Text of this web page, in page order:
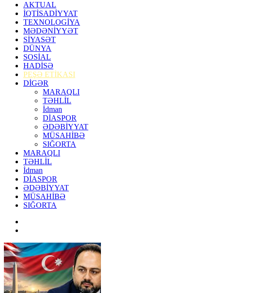
AKTUAL
İQTİSADİYYAT
TEXNOLOGİYA
MƏDƏNİYYƏT
SİYASƏT
DÜNYA
SOSİAL
HADİSƏ
PEŞƏ ETİKASI
DİGƏR
MARAQLI
TƏHLİL
İdman
DİASPOR
ƏDƏBİYYAT
MÜSAHİBƏ
SIĞORTA
MARAQLI
TƏHLİL
İdman
DİASPOR
ƏDƏBİYYAT
MÜSAHİBƏ
SIĞORTA